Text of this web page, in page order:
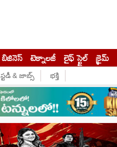
బిజినెస్‌ టెక్నాలజీ లైఫ్ స్టైల్ క్రైమ్
స్టడీ & జాబ్స్ భక్తి